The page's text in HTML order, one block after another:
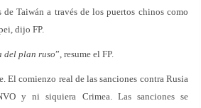
Taiwán a través de los puertos chinos como
dijo FP.
del plan ruso”, resume el FP.
El comienzo real de las sanciones contra Rusia
y ni siquiera Crimea. Las sanciones se